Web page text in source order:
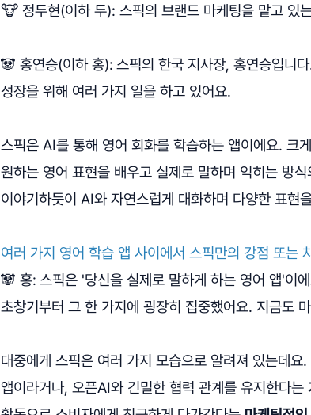
🐮 정두현(이하 두): 스픽의 브랜드 마케팅을 맡고 있
🐼 홍연승(이하 홍): 스픽의 한국 지사장, 홍연승입니
성장을 위해 여러 가지 일을 하고 있어요.
스픽은 AI를 통해 영어 회화를 학습하는 앱이에요. 크
원하는 영어 표현을 배우고 실제로 말하며 익히는 방
이야기하듯이 AI와 자연스럽게 대화하며 다양한 표현
여러 가지 영어 학습 앱 사이에서 스픽만의 강점 또는
🐼 홍: 스픽은 '당신을 실제로 말하게 하는 영어 앱'이
초창기부터 그 한 가지에 굉장히 집중했어요. 지금도
대중에게 스픽은 여러 가지 모습으로 알려져 있는데
앱이라거나, 오픈AI와 긴밀한 협력 관계를 유지한다는